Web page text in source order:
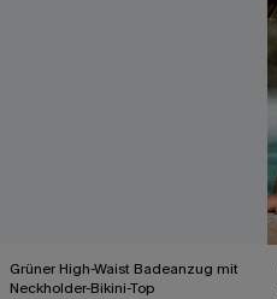
Grüner High-Waist Badeanzug mit
Neckholder-Bikini-Top